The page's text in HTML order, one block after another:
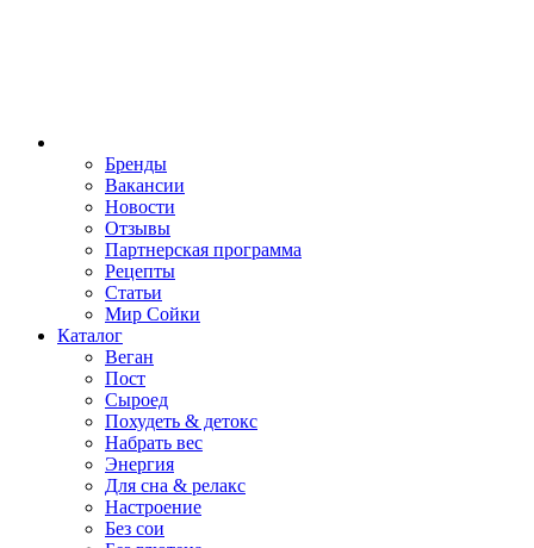
Бренды
Вакансии
Новости
Отзывы
Партнерская программа
Рецепты
Статьи
Мир Сойки
Каталог
Веган
Пост
Сыроед
Похудеть & детокс
Набрать вес
Энергия
Для сна & релакс
Настроение
Без сои